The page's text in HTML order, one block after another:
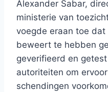
Alexander Sabar,
ministerie van
voegde eraan toe
beweert te hebben
geverifieerd en
autoriteiten om
schendingen